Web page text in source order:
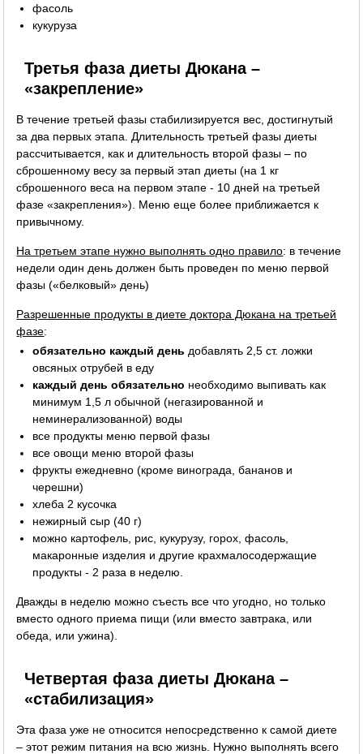
фасоль
кукуруза
Третья фаза диеты Дюкана –
«закрепление»
В течение третьей фазы стабилизируется вес, достигнутый
за два первых этапа. Длительность третьей фазы диеты
рассчитывается, как и длительность второй фазы – по
сброшенному весу за первый этап диеты (на 1 кг
сброшенного веса на первом этапе - 10 дней на третьей
фазе «закрепления»). Меню еще более приближается к
привычному.
На третьем этапе нужно выполнять одно правило: в течение
недели один день должен быть проведен по меню первой
фазы («белковый» день)
Разрешенные продукты в диете доктора Дюкана на третьей
фазе:
обязательно каждый день добавлять 2,5 ст. ложки
овсяных отрубей в еду
каждый день обязательно необходимо выпивать как
минимум 1,5 л обычной (негазированной и
неминерализованной) воды
все продукты меню первой фазы
все овощи меню второй фазы
фрукты ежедневно (кроме винограда, бананов и
черешни)
хлеба 2 кусочка
нежирный сыр (40 г)
можно картофель, рис, кукурузу, горох, фасоль,
макаронные изделия и другие крахмалосодержащие
продукты - 2 раза в неделю.
Дважды в неделю можно съесть все что угодно, но только
вместо одного приема пищи (или вместо завтрака, или
обеда, или ужина).
Четвертая фаза диеты Дюкана –
«стабилизация»
Эта фаза уже не относится непосредственно к самой диете
– этот режим питания на всю жизнь. Нужно выполнять всего